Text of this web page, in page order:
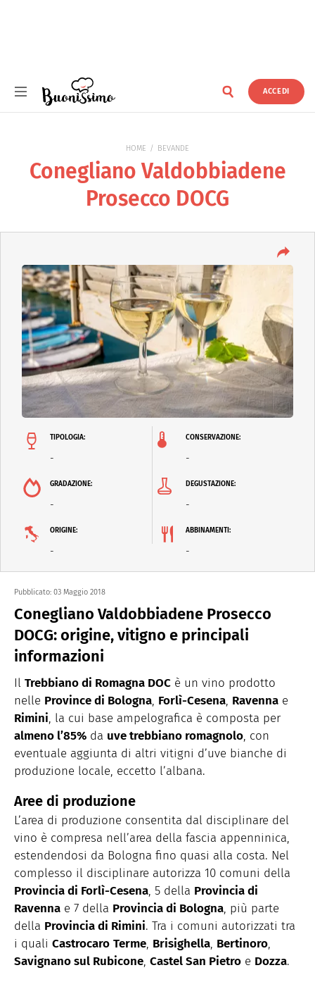
ACCEDI
HOME BEVANDE
Conegliano Valdobbiadene
Prosecco DOCG
TIPOLOGIA:
-
CONSERVAZIONE:
-
GRADAZIONE:
-
DEGUSTAZIONE:
-
ORIGINE:
-
ABBINAMENTI:
-
Pubblicato: 03 Maggio 2018
Conegliano Valdobbiadene Prosecco
DOCG: origine, vitigno e principali
informazioni
Il Trebbiano di Romagna DOC è un vino prodotto
nelle Province di Bologna, Forlì-Cesena, Ravenna e
Rimini, la cui base ampelografica è composta per
almeno l’85% da uve trebbiano romagnolo, con
eventuale aggiunta di altri vitigni d’uve bianche di
produzione locale, eccetto l’albana.
Aree di produzione
L’area di produzione consentita dal disciplinare del
vino è compresa nell’area della fascia appenninica,
estendendosi da Bologna fino quasi alla costa. Nel
complesso il disciplinare autorizza 10 comuni della
Provincia di Forlì-Cesena, 5 della Provincia di
Ravenna e 7 della Provincia di Bologna, più parte
della Provincia di Rimini. Tra i comuni autorizzati tra
i quali Castrocaro Terme, Brisighella, Bertinoro,
Savignano sul Rubicone, Castel San Pietro e Dozza.